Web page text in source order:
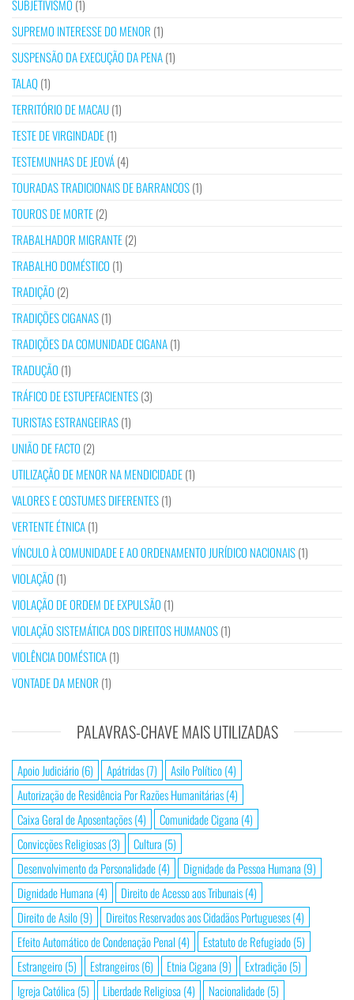
SUBJETIVISMO (1)
SUPREMO INTERESSE DO MENOR (1)
SUSPENSÃO DA EXECUÇÃO DA PENA(1)
TALAQ(1)
TERRITÓRIO DE MACAU(1)
TESTE DE VIRGINDADE(1)
TESTEMUNHAS DE JEOVÁ(4)
TOURADAS TRADICIONAIS DE BARRANCOS(1)
TOUROS DE MORTE(2)
TRABALHADOR MIGRANTE(2)
TRABALHO DOMÉSTICO (1)
TRADIÇÃO (2)
TRADIÇÕES CIGANAS(1)
TRADIÇÕES DA COMUNIDADE CIGANA(1)
TRADUÇÃO (1)
TRÁFICO DE ESTUPEFACIENTES(3)
TURISTAS ESTRANGEIRAS(1)
UNIÃO DE FACTO (2)
UTILIZAÇÃO DE MENOR NA MENDICIDADE(1)
VALORES E COSTUMES DIFERENTES(1)
VERTENTE ÉTNICA(1)
VÍNCULO À COMUNIDADE E AO ORDENAMENTO JURÍDICO NACIONAIS(1)
VIOLAÇÃO (1)
VIOLAÇÃO DE ORDEM DE EXPULSÃO (1)
VIOLAÇÃO SISTEMÁTICA DOS DIREITOS HUMANOS(1)
VIOLÊNCIA DOMÉSTICA(1)
VONTADE DA MENOR (1)
PALAVRAS-CHAVE MAIS UTILIZADAS
Apoio Judiciário(6) Apátridas(7) Asilo Político(4)
Autorização de Residência Por Razões Humanitárias(4)
Caixa Geral de Aposentações(4) Comunidade Cigana (4)
Convicções Religiosas(3) Cultura (5)
Desenvolvimento da Personalidade(4) Dignidade da Pessoa Humana (9)
Dignidade Humana (4) Direito de Acesso aos Tribunais(4)
Direito de Asilo(9) Direitos Reservados aos Cidadãos Portugueses(4)
Efeito Automático de Condenação Penal (4) Estatuto de Refugiado(5)
Estrangeiro(5) Estrangeiros(6) Etnia Cigana (9) Extradição(5)
Igreja Católica (5) Liberdade Religiosa (4) Nacionalidade(5)